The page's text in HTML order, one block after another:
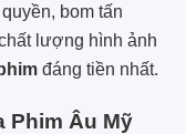
bom tấn
lượng hình ảnh
đáng tiền nhất.
Phim Âu Mỹ